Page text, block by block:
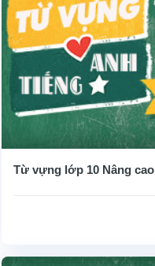
Từ vựng lớp 10 Nâng cao